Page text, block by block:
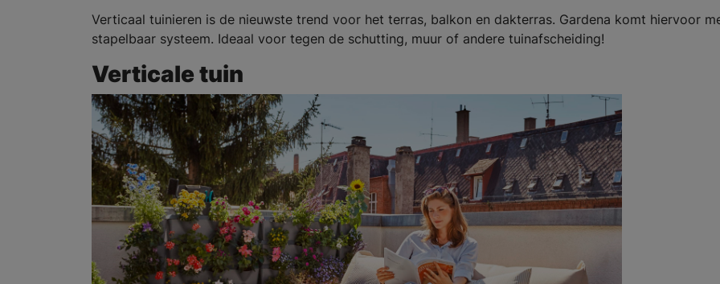
Verticaal tuinieren is de nieuwste trend voor het terras, balkon en dakterras. Gardena komt hiervoor
stapelbaar systeem. Ideaal voor tegen de schutting, muur of andere tuinafscheiding!
Verticale tuin